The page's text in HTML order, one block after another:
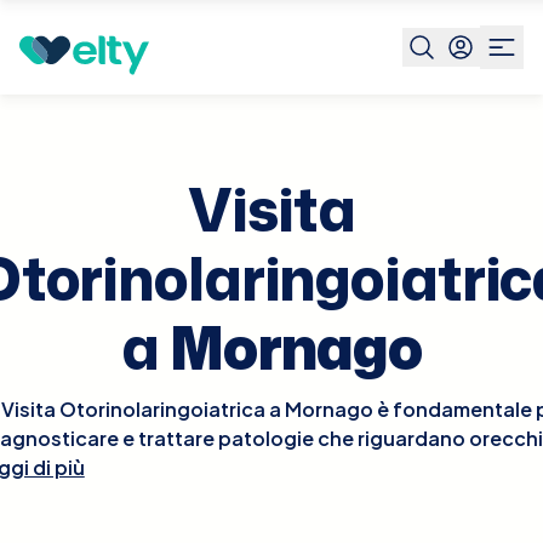
Prenota visita Visita Otorinolaringoiatrica Mornago
Visita
a Mornago
Visita Otorinolaringoiatrica a Mornago è fondamentale
e trattare patologie che riguardano
e gola. Durante la visita, l'otorinolaringoiatra
di più